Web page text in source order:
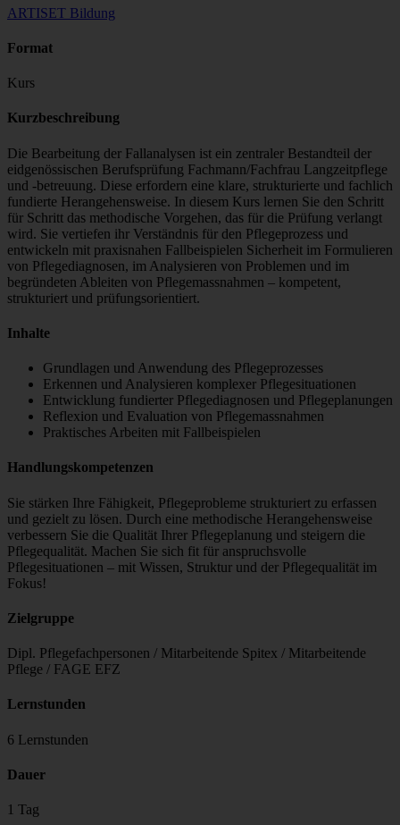
ARTISET Bildung
Format
Kurs
Kurzbeschreibung
Die Bearbeitung der Fallanalysen ist ein zentraler Bestandteil der
eidgenössischen Berufsprüfung Fachmann/Fachfrau Langzeitpflege
und -betreuung. Diese erfordern eine klare, strukturierte und fachlich
fundierte Herangehensweise. In diesem Kurs lernen Sie den Schritt
für Schritt das methodische Vorgehen, das für die Prüfung verlangt
wird. Sie vertiefen ihr Verständnis für den Pflegeprozess und
entwickeln mit praxisnahen Fallbeispielen Sicherheit im Formulieren
von Pflegediagnosen, im Analysieren von Problemen und im
begründeten Ableiten von Pflegemassnahmen – kompetent,
strukturiert und prüfungsorientiert.
Inhalte
Grundlagen und Anwendung des Pflegeprozesses
Erkennen und Analysieren komplexer Pflegesituationen
Entwicklung fundierter Pflegediagnosen und Pflegeplanungen
Reflexion und Evaluation von Pflegemassnahmen
Praktisches Arbeiten mit Fallbeispielen
Handlungskompetenzen
Sie stärken Ihre Fähigkeit, Pflegeprobleme strukturiert zu erfassen
und gezielt zu lösen. Durch eine methodische Herangehensweise
verbessern Sie die Qualität Ihrer Pflegeplanung und steigern die
Pflegequalität. Machen Sie sich fit für anspruchsvolle
Pflegesituationen – mit Wissen, Struktur und der Pflegequalität im
Fokus!
Zielgruppe
Dipl. Pflegefachpersonen / Mitarbeitende Spitex / Mitarbeitende
Pflege / FAGE EFZ
Lernstunden
6 Lernstunden
Dauer
1 Tag